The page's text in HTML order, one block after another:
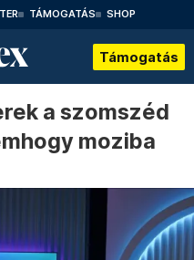
TÁMOGATÁS SHOP
Támogatás
a szomszéd
moziba